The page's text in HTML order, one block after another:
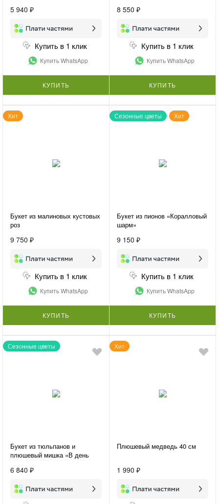
5 940 ₽
Купить в 1 клик
Купить WhatsApp
КУПИТЬ
8 550 ₽
Купить в 1 клик
Купить WhatsApp
КУПИТЬ
Хит
Букет из малиновых кустовых
роз
9 750 ₽
Купить в 1 клик
Купить WhatsApp
КУПИТЬ
Сезонные цветы Хит
Букет из пионов «Коралловый
шарм»
9 150 ₽
Купить в 1 клик
Купить WhatsApp
КУПИТЬ
Сезонные цветы
Букет из тюльпанов и
плюшевый мишка «В день
6 840 ₽
Хит
Плюшевый медведь 40 см
1 990 ₽